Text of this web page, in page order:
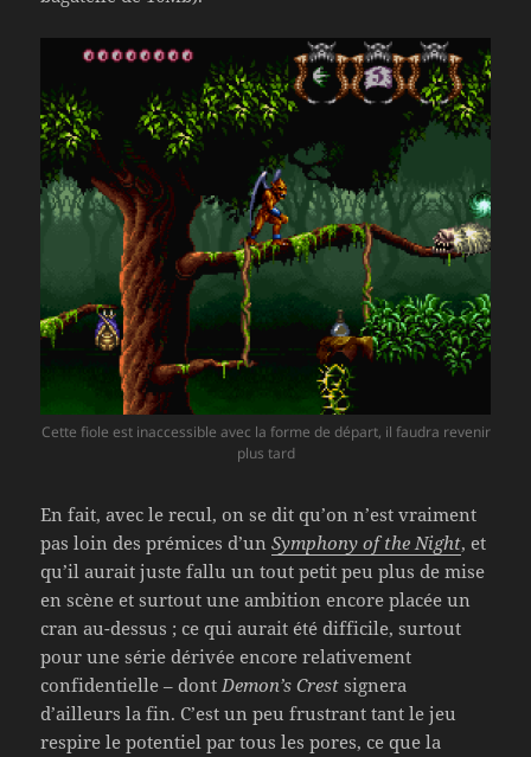
Cette fiole est inaccessible avec la forme de départ, il faudra revenir
plus tard
En fait, avec le recul, on se dit qu’on n’est vraiment
pas loin des prémices d’unSymphony of the Night, et
qu’il aurait juste fallu un tout petit peu plus de mise
en scène et surtout une ambition encore placée un
cran au-dessus ; ce qui aurait été difficile, surtout
pour une série dérivée encore relativement
confidentielle – dontDemon’s Crest signera
d’ailleurs la fin. C’est un peu frustrant tant le jeu
respire le potentiel par tous les pores, ce que la